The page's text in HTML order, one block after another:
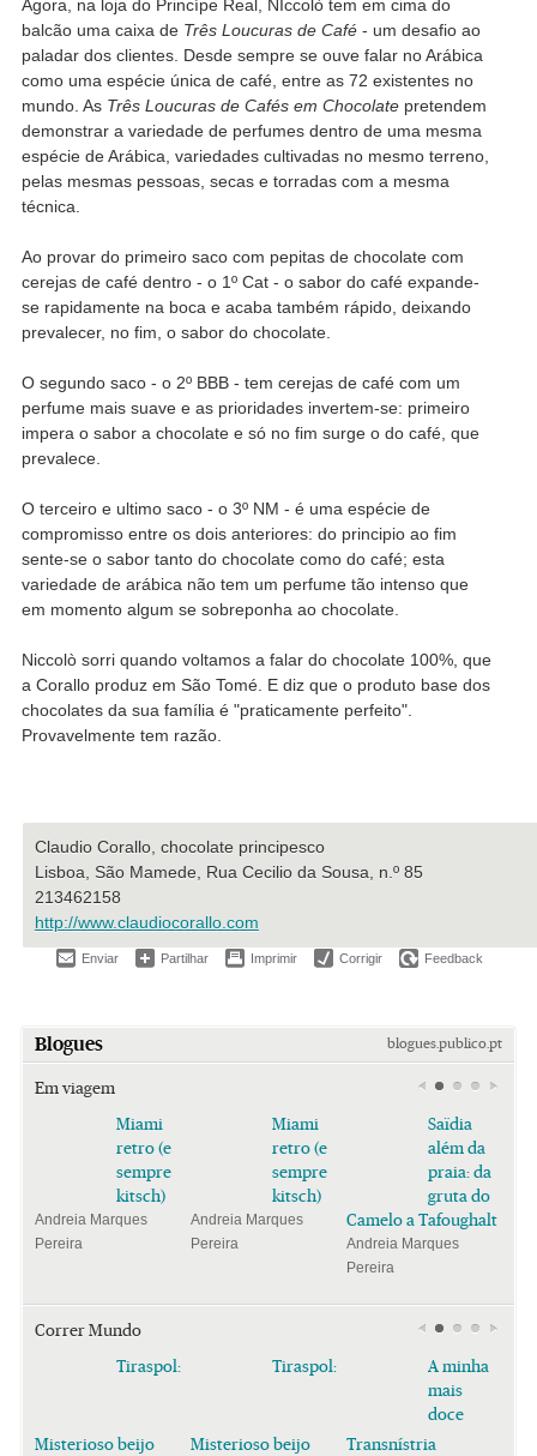
Agora, na loja do Princípe Real, NIccolò tem em cima do
balcão uma caixa de Três Loucuras de Café - um desafio ao
paladar dos clientes. Desde sempre se ouve falar no Arábica
como uma espécie única de café, entre as 72 existentes no
mundo. As Três Loucuras de Cafés em Chocolatepretendem
demonstrar a variedade de perfumes dentro de uma mesma
espécie de Arábica, variedades cultivadas no mesmo terreno,
pelas mesmas pessoas, secas e torradas com a mesma
técnica.
Ao provar do primeiro saco com pepitas de chocolate com
cerejas de café dentro - o 1º Cat - o sabor do café expande-
se rapidamente na boca e acaba também rápido, deixando
prevalecer, no fim, o sabor do chocolate.
O segundo saco - o 2º BBB - tem cerejas de café com um
perfume mais suave e as prioridades invertem-se: primeiro
impera o sabor a chocolate e só no fim surge o do café, que
prevalece.
O terceiro e ultimo saco - o 3º NM - é uma espécie de
compromisso entre os dois anteriores: do principio ao fim
sente-se o sabor tanto do chocolate como do café; esta
variedade de arábica não tem um perfume tão intenso que
em momento algum se sobreponha ao chocolate.
Niccolò sorri quando voltamos a falar do chocolate 100%, que
a Corallo produz em São Tomé. E diz que o produto base dos
chocolates da sua família é "praticamente perfeito".
Provavelmente tem razão.
Claudio Corallo, chocolate principesco
Lisboa, São Mamede, Rua Cecilio da Sousa, n.º 85
213462158
http://www.claudiocorallo.com
Enviar Partilhar Imprimir Corrigir Feedback
Blogues blogues.publico.pt
Em viagem
Miami
retro (e
sempre
kitsch)
Andreia Marques
Pereira
Miami
retro (e
sempre
kitsch)
Andreia Marques
Pereira
Saïdia
além da
praia: da
gruta do
Camelo a Tafoughalt
Andreia Marques
Pereira
Correr Mundo
Tiraspol:
Misterioso beijo
Tiraspol:
Misterioso beijo
A minha
mais
doce
Transnístria